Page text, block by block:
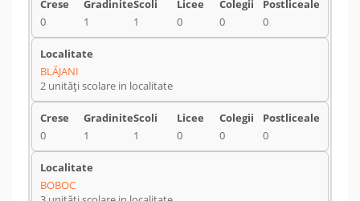
0 1 1 0 0 0
BLĂJANI
2 unități scolare in localitate
0 1 1 0 0 0
BOBOC